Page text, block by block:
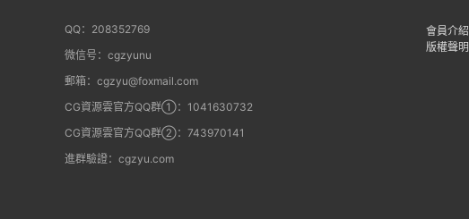
QQ：208352769
微信号：cgzyunu
郵箱：cgzyu@foxmail.com
CG資源雲官方QQ群①：1041630732
CG資源雲官方QQ群②：743970141
進群驗證：cgzyu.com
會員介紹
版權聲明